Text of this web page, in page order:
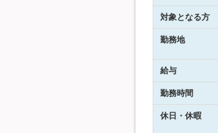
対象となる方
勤務地
給与
勤務時間
休日・休暇